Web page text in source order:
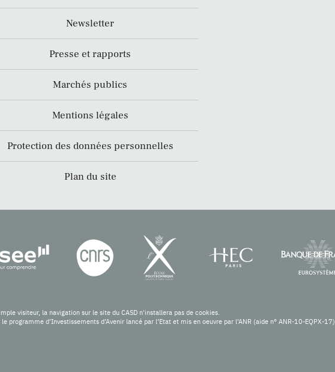
Newsletter
Presse et rapports
Marchés publics
Mentions légales
Protection des données personnelles
Plan du site
visiteur, la navigation sur le site du CASD n'installera pas de cookies.
programme d’Investissements d’Avenir lancé par l’Etat et mis en oeuvre par l’ANR (aide n° ANR-10-EQPX-17)